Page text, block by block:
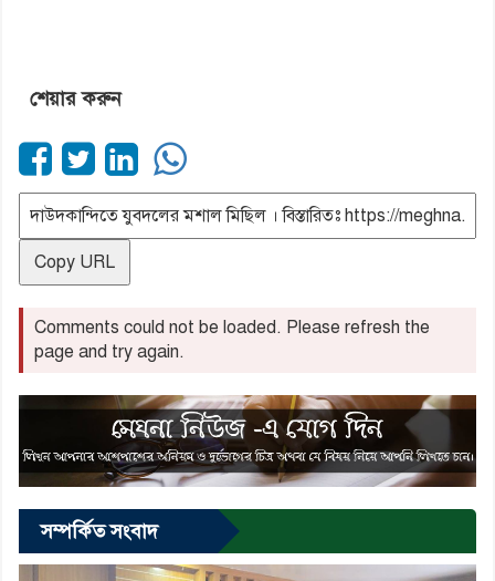
শেয়ার করুন
Copy URL
Comments could not be loaded. Please refresh the
page and try again.
সম্পর্কিত সংবাদ